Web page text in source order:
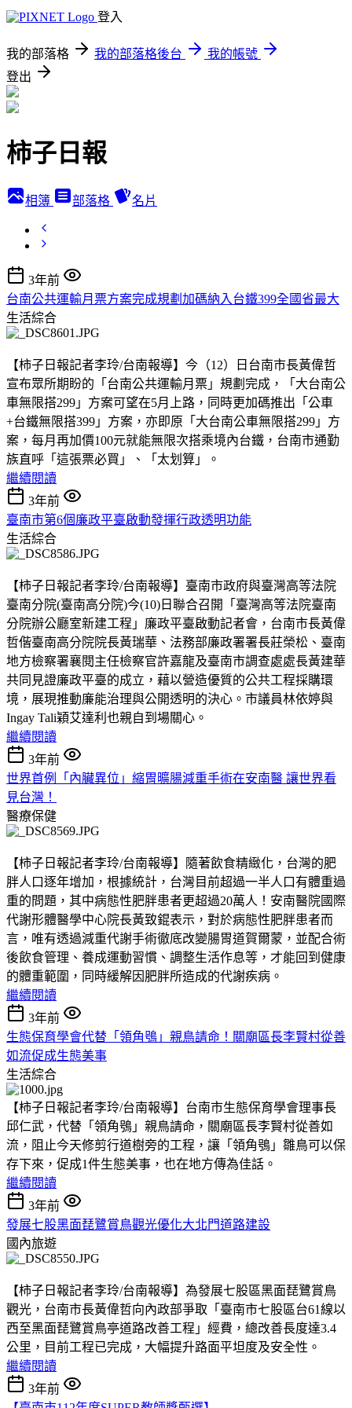
登入
我的部落格 我的部落格後台
我的帳號
登出
柿子日報
相簿 部落格 名片
3年前
台南公共運輸月票方案完成規劃加碼納入台鐵399全國省最大
生活綜合
【柿子日報記者李玲/台南報導】今（12）日台南市長黃偉哲
宣布眾所期盼的「台南公共運輸月票」規劃完成，「大台南公
車無限搭299」方案可望在5月上路，同時更加碼推出「公車
+台鐵無限搭399」方案，亦即原「大台南公車無限搭299」方
案，每月再加價100元就能無限次搭乘境內台鐵，台南市通勤
族直呼「這張票必買」、「太划算」。
繼續閱讀
3年前
臺南市第6個廉政平臺啟動發揮行政透明功能
生活綜合
【柿子日報記者李玲/台南報導】臺南市政府與臺灣高等法院
臺南分院(臺南高分院)今(10)日聯合召開「臺灣高等法院臺南
分院辦公廳室新建工程」廉政平臺啟動記者會，台南市長黃偉
哲偕臺南高分院院長黃瑞華、法務部廉政署署長莊榮松、臺南
地方檢察署襄閱主任檢察官許嘉龍及臺南市調查處處長黃建華
共同見證廉政平臺的成立，藉以營造優質的公共工程採購環
境，展現推動廉能治理與公開透明的決心。市議員林依婷與
Ingay Tali穎艾達利也親自到場關心。
繼續閱讀
3年前
世界首例「內臟異位」縮胃曠腸減重手術在安南醫 讓世界看
見台灣！
醫療保健
【柿子日報記者李玲/台南報導】隨著飲食精緻化，台灣的肥
胖人口逐年增加，根據統計，台灣目前超過一半人口有體重過
重的問題，其中病態性肥胖患者更超過20萬人！安南醫院國際
代謝形體醫學中心院長黃致錕表示，對於病態性肥胖患者而
言，唯有透過減重代謝手術徹底改變腸胃道賀爾蒙，並配合術
後飲食管理、養成運動習慣、調整生活作息等，才能回到健康
的體重範圍，同時緩解因肥胖所造成的代謝疾病。
繼續閱讀
3年前
生態保育學會代替「領角鴞」親鳥請命！關廟區長李賢村從善
如流促成生態美事
生活綜合
【柿子日報記者李玲/台南報導】台南市生態保育學會理事長
邱仁武，代替「領角鴞」親鳥請命，關廟區長李賢村從善如
流，阻止今天修剪行道樹旁的工程，讓「領角鴞」雛鳥可以保
存下來，促成1件生態美事，也在地方傳為佳話。
繼續閱讀
3年前
發展七股黑面琵鷺賞鳥觀光優化大北門道路建設
國內旅遊
【柿子日報記者李玲/台南報導】為發展七股區黑面琵鷺賞鳥
觀光，台南市長黃偉哲向內政部爭取「臺南市七股區台61線以
西至黑面琵鷺賞鳥亭道路改善工程」經費，總改善長度達3.4
公里，目前工程已完成，大幅提升路面平坦度及安全性。
繼續閱讀
3年前